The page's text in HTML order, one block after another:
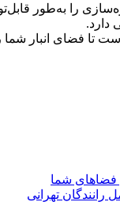
را به‌طور
دارد.
تا فضای انبار شما
فضاهای شما
رانندگان تهرانی